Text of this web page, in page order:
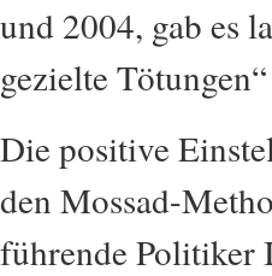
und 2004, gab es
gezielte
Die positive
den Mossad-
führende Politiker